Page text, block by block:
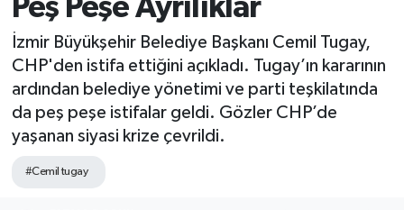
Peş Peşe Ayrılıklar
İzmir Büyükşehir Belediye Başkanı Cemil Tugay,
CHP'den istifa ettiğini açıkladı. Tugay’ın kararının
ardından belediye yönetimi ve parti teşkilatında
da peş peşe istifalar geldi. Gözler CHP’de
yaşanan siyasi krize çevrildi.
#Cemil tugay